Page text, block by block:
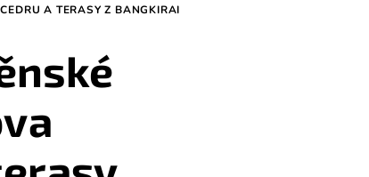
A TERASY Z BANGKIRAI